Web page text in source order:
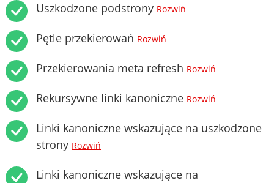
Uszkodzone podstrony Rozwiń
Pętle przekierowań Rozwiń
Przekierowania meta refresh Rozwiń
Rekursywne linki kanoniczne Rozwiń
Linki kanoniczne wskazujące na uszkodzone
strony Rozwiń
Linki kanoniczne wskazujące na